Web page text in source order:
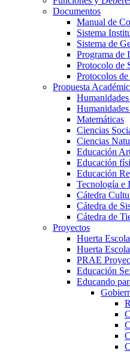
Documentos
Manual de
Sistema
Sistema de
Programa de
Protocolo de
Protocolos
Propuesta
Matemáticas
Ciencias
Ciencias
Educación
Educación
Educación
Tecnología e
Cátedra
Cátedra de
Cátedra de
Proyectos
Huerta
Huerta
PRAE
Educación
Educando